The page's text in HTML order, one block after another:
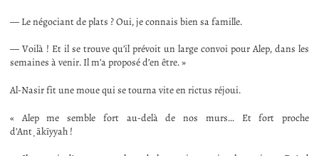
— Le négociant de plats ? Oui, je connais bien sa famille.
— Voilà ! Et il se trouve qu’il prévoit un large convoi pour Alep, dans les
semaines à venir. Il m’a proposé d’en être. »
Al-Nasir fit une moue qui se tourna vite en rictus réjoui.
« Alep me semble fort au-delà de nos murs… Et fort proche
d’Anṭākīyyah !